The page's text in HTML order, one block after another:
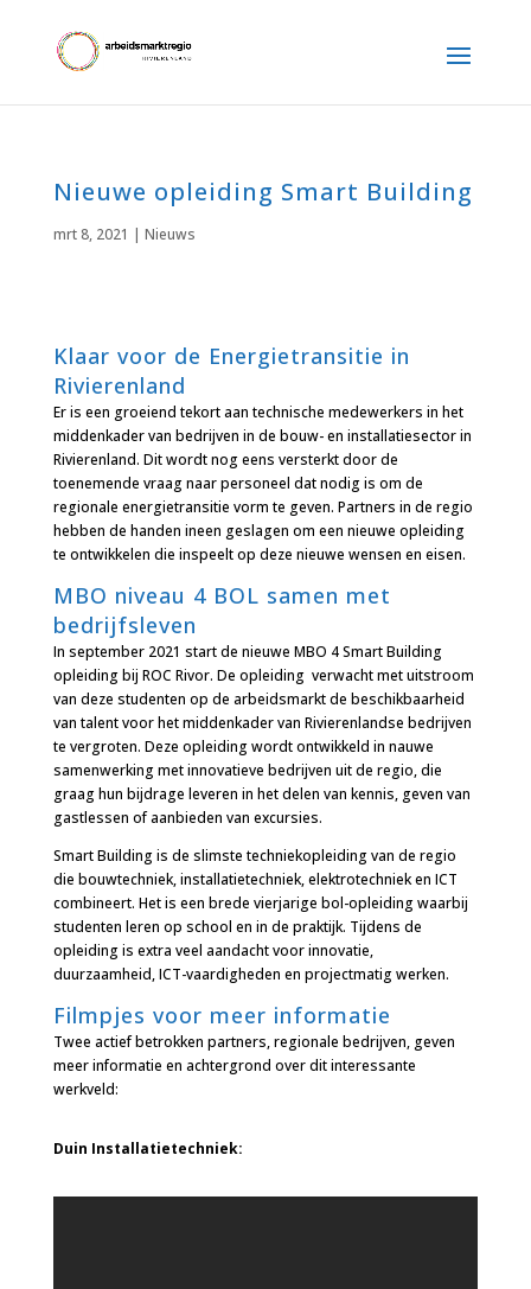
Nieuwe opleiding Smart Building
mrt 8, 2021 | Nieuws
Klaar voor de Energietransitie in
Rivierenland
Er is een groeiend tekort aan technische medewerkers in het
middenkader van bedrijven in de bouw- en installatiesector in
Rivierenland. Dit wordt nog eens versterkt door de
toenemende vraag naar personeel dat nodig is om de
regionale energietransitie vorm te geven. Partners in de regio
hebben de handen ineen geslagen om een nieuwe opleiding
te ontwikkelen die inspeelt op deze nieuwe wensen en eisen.
MBO niveau 4 BOL samen met
bedrijfsleven
In september 2021 start de nieuwe MBO 4 Smart Building
opleiding bij ROC Rivor. De opleiding verwacht met uitstroom
van deze studenten op de arbeidsmarkt de beschikbaarheid
van talent voor het middenkader van Rivierenlandse bedrijven
te vergroten. Deze opleiding wordt ontwikkeld in nauwe
samenwerking met innovatieve bedrijven uit de regio, die
graag hun bijdrage leveren in het delen van kennis, geven van
gastlessen of aanbieden van excursies.
Smart Building is de slimste techniekopleiding van de regio
die bouwtechniek, installatietechniek, elektrotechniek en ICT
combineert. Het is een brede vierjarige bol-opleiding waarbij
studenten leren op school en in de praktijk. Tijdens de
opleiding is extra veel aandacht voor innovatie,
duurzaamheid, ICT-vaardigheden en projectmatig werken.
Filmpjes voor meer informatie
Twee actief betrokken partners, regionale bedrijven, geven
meer informatie en achtergrond over dit interessante
werkveld:
Duin Installatietechniek: